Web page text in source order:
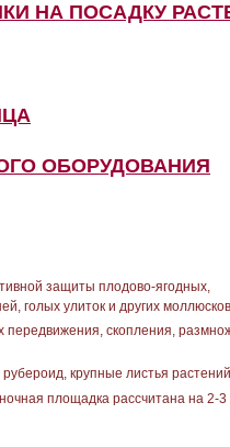
НА ПОСАДКУ
ОБОРУДОВАНИЯ
защиты плодово-ягодных,
голых улиток и других
передвижения, скопления,
крупные листья
площадка рассчитана на 2-3